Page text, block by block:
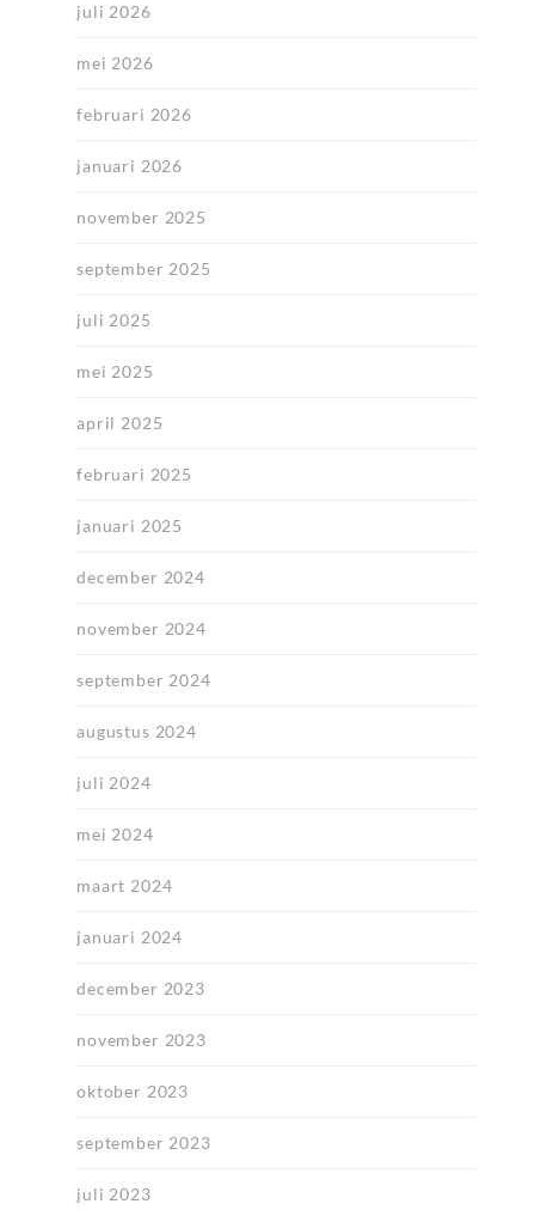
juli 2026
mei 2026
februari 2026
januari 2026
november 2025
september 2025
juli 2025
mei 2025
april 2025
februari 2025
januari 2025
december 2024
november 2024
september 2024
augustus 2024
juli 2024
mei 2024
maart 2024
januari 2024
december 2023
november 2023
oktober 2023
september 2023
juli 2023